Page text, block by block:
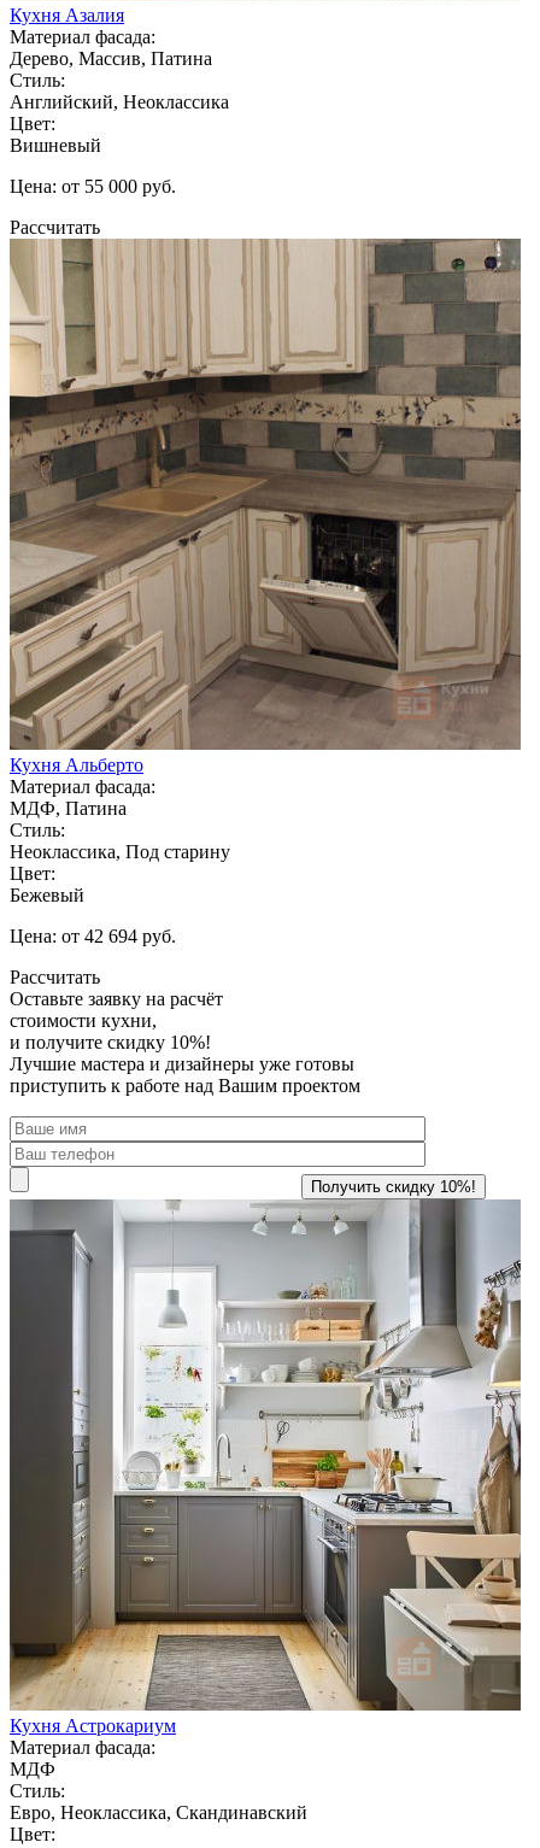
Кухня Азалия
Материал фасада:
Дерево, Массив, Патина
Стиль:
Английский, Неоклассика
Цвет:
Вишневый
Цена: от 55 000 руб.
Рассчитать
Кухня Альберто
Материал фасада:
МДФ, Патина
Стиль:
Неоклассика, Под старину
Цвет:
Бежевый
Цена: от 42 694 руб.
Рассчитать
Оставьте заявку на расчёт
стоимости кухни,
и получите скидку 10%!
Лучшие мастера и дизайнеры уже готовы
приступить к работе над Вашим проектом
Кухня Астрокариум
Материал фасада:
МДФ
Стиль:
Евро, Неоклассика, Скандинавский
Цвет: